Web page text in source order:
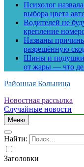
Психолог
выбора цвета
Водителей не
крепление
Названы
разрешённую
Шины и подушки
от жары — что
Районная Больница
Новостная рассылка
Случайные новости
Меню
Найти:
Заголовки